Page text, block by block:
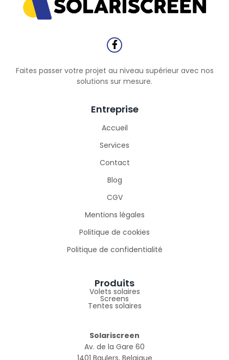
Faites passer votre projet au niveau supérieur avec nos
solutions sur mesure.
Entreprise
Accueil
Services
Contact
Blog
CGV
Mentions légales
Politique de cookies
Politique de confidentialité
Produits
Volets solaires
Screens
Tentes solaires
Solariscreen
Av. de la Gare 60
1401 Baulers, Belgique